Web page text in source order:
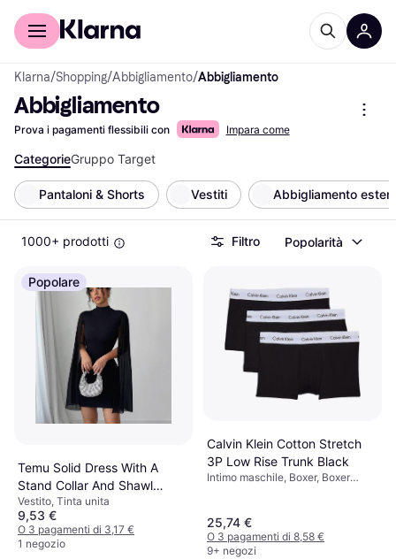
Per il tuo shopping
Klarna/Shopping/Abbigliamento/Abbigliamento
Abbigliamento
Prova i pagamenti flessibili con Impara come
CategorieGruppo Target
Pantaloni & Shorts Vestiti Abbigliamento
1000+ prodotti Filtro Popolarità
Popolare
Temu Solid Dress With A
Stand Collar And Shawl
Design
Vestito, Tinta unita
9,53 €
O 3 pagamenti di 3,17 €
1 negozio
Calvin Klein Cotton Stretch
3P Low Rise Trunk Black
Intimo maschile, Boxer, Boxer
Jersey, Traspirante, Elastico,
Senza Cuciture
25,74 €
O 3 pagamenti di 8,58 €
9+ negozi